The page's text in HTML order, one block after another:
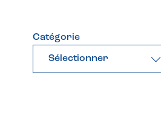
Catégorie
Sélectionner